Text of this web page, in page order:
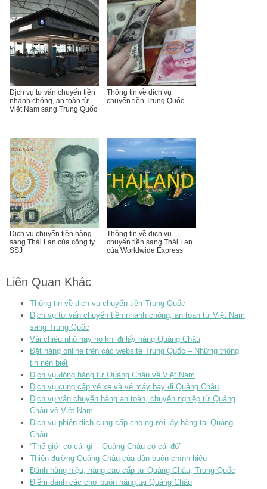
Dịch vụ tư vấn chuyển tiền
nhanh chóng, an toàn từ
Việt Nam sang Trung Quốc
Thông tin về dich vụ
chuyển tiền Trung Quốc
Dịch vụ chuyển tiền hàng
sang Thái Lan của công ty
SSJ
Thông tin về dịch vụ
chuyển tiền sang Thái Lan
của Worldwide Express
Liên Quan Khác
Thông tin về dich vụ chuyển tiền Trung Quốc
Dịch vụ tư vấn chuyển tiền nhanh chóng, an toàn từ Việt Nam
sang Trung Quốc
Vài chiêu nhỏ hay ho khi đi lấy hàng Quảng Châu
Đặt hàng online trên các website Trung Quốc – Những thông
tin nên biết
Dịch vụ đóng hàng từ Quảng Châu về Việt Nam
Dịch vụ cung cấp vé xe và vé máy bay đi Quảng Châu
Dịch vụ vận chuyển hàng an toàn, chuyên nghiệp từ Quảng
Châu về Việt Nam
Dịch vụ phiên dịch cung cấp cho người lấy hàng tại Quảng
Châu
“Thế giới có cái gì – Quảng Châu có cái đó”
Thiên đường Quảng Châu của dân buôn chính hiệu
Đánh hàng hiệu, hàng cao cấp từ Quảng Châu, Trung Quốc
Điểm danh các chợ buôn hàng tại Quảng Châu